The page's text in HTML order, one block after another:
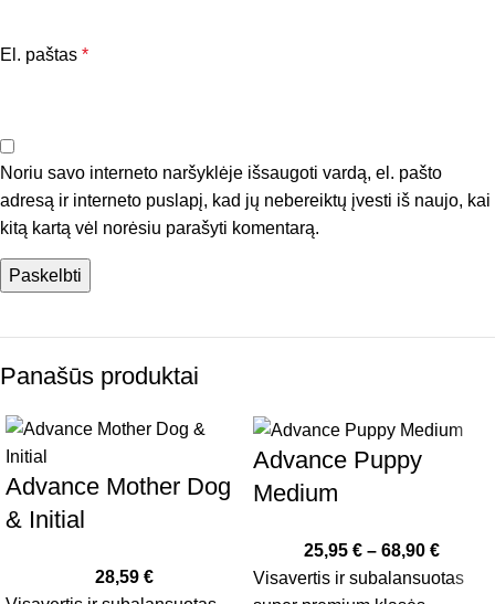
El. paštas *
Noriu savo interneto naršyklėje išsaugoti vardą, el. pašto
adresą ir interneto puslapį, kad jų nebereiktų įvesti iš naujo, kai
kitą kartą vėl norėsiu parašyti komentarą.
Panašūs produktai
Advance Mother Dog
& Initial
28,59 €
Advance Puppy
Medium
25,95 € – 68,90 €
Visavertis ir subalansuotas